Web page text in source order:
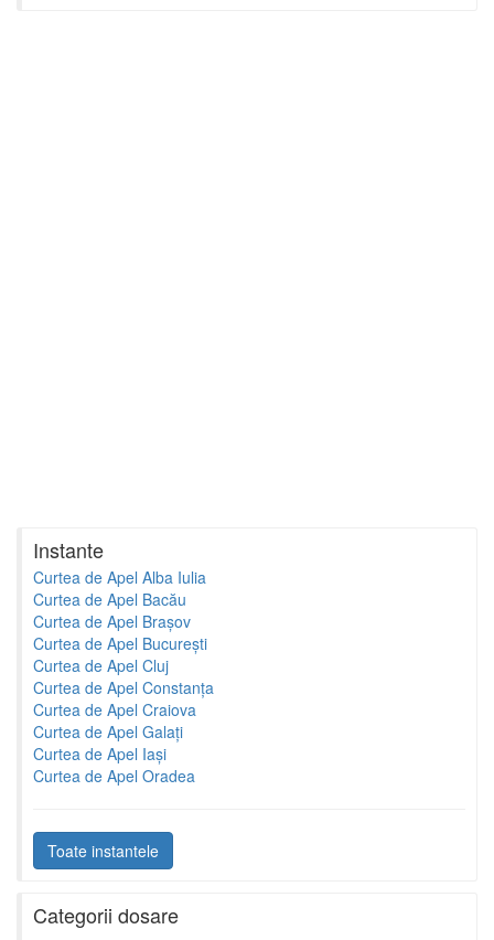
Instante
Curtea de Apel Alba Iulia
Curtea de Apel Bacău
Curtea de Apel Brașov
Curtea de Apel București
Curtea de Apel Cluj
Curtea de Apel Constanța
Curtea de Apel Craiova
Curtea de Apel Galați
Curtea de Apel Iași
Curtea de Apel Oradea
Toate instantele
Categorii dosare